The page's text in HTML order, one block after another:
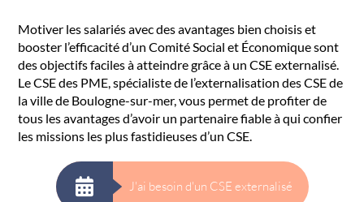
Motiver les salariés avec des avantages bien choisis et
booster l’efficacité d’un Comité Social et Économique sont
des objectifs faciles à atteindre grâce à un CSE externalisé.
Le CSE des PME, spécialiste de l’externalisation des CSE de
la ville de Boulogne-sur-mer, vous permet de profiter de
tous les avantages d’avoir un partenaire fiable à qui confier
les missions les plus fastidieuses d’un CSE.
J'ai besoin d'un CSE externalisé